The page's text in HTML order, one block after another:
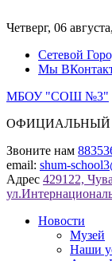
к
Четверг, 06
Сетевой
Мы
МБОУ "СОШ №3"
ОФИЦИАЛЬНЫЙ
Звоните нам
email: shum-
Адрес 429122,
Новости
Музей
Наши